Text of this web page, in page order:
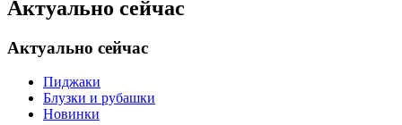
Актуально сейчас
Актуально сейчас
Пиджаки
Блузки и рубашки
Новинки